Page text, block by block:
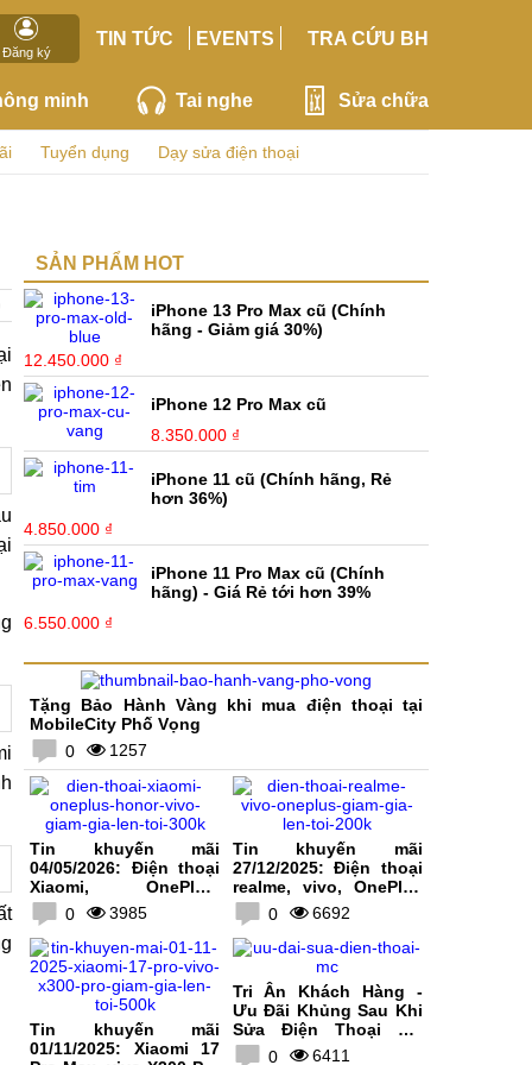
Đăng ký
TIN TỨC EVENTS TRA CỨU BH
minh Tai nghe Sửa chữa
Tuyển dụng Dạy sửa điện thoại
SẢN PHẨM HOT
iPhone 13 Pro Max cũ (Chính
hãng - Giảm giá 30%)
12.450.000 ₫
iPhone 12 Pro Max cũ
8.350.000 ₫
iPhone 11 cũ (Chính hãng, Rẻ
hơn 36%)
4.850.000 ₫
iPhone 11 Pro Max cũ (Chính
hãng) - Giá Rẻ tới hơn 39%
6.550.000 ₫
Tặng Bảo Hành Vàng khi mua điện thoại tại
MobileCity Phố Vọng
0
1257
Tin khuyến mãi
04/05/2026: Điện thoại
Xiaomi, OnePlus,
HONOR, vivo giảm giá
lên tới 300K
0 3985
Tin khuyến mãi
27/12/2025: Điện thoại
realme, vivo, OnePlus
giảm giá lên tới 200K
0 6692
Tin khuyến mãi
01/11/2025: Xiaomi 17
Tri Ân Khách Hàng -
Ưu Đãi Khủng Sau Khi
Sửa Điện Thoại Tại
MobileCity
0 6411